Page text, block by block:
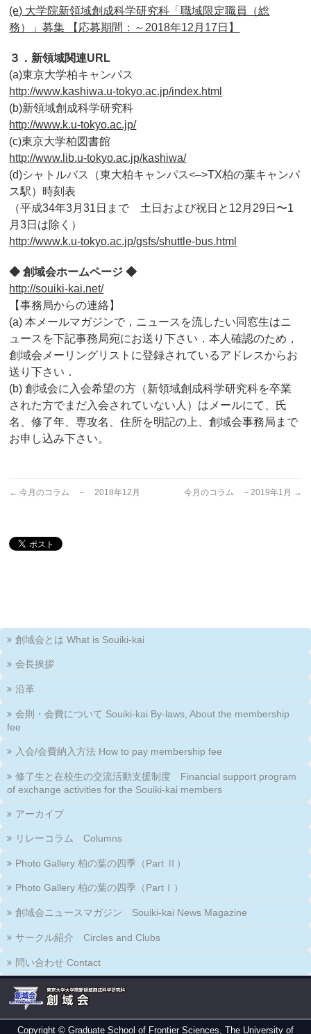
(e) 大学院新領域創成科学研究科「職域限定職員（総
務）」募集 【応募期間：～2018年12月17日】
３．新領域関連URL
(a)東京大学柏キャンパス
http://www.kashiwa.u-tokyo.ac.jp/index.html
(b)新領域創成科学研究科
http://www.k.u-tokyo.ac.jp/
(c)東京大学柏図書館
http://www.lib.u-tokyo.ac.jp/kashiwa/
(d)シャトルバス（東大柏キャンパス<–>TX柏の葉キャンパ
ス駅）時刻表
（平成34年3月31日まで 土日および祝日と12月29日〜1
月3日は除く）
http://www.k.u-tokyo.ac.jp/gsfs/shuttle-bus.html
◆ 創域会ホームページ ◆
http://souiki-kai.net/
【事務局からの連絡】
(a) 本メールマガジンで，ニュースを流したい同窓生はニ
ュースを下記事務局宛にお送り下さい．本人確認のため，
創域会メーリングリストに登録されているアドレスからお
送り下さい．
(b) 創域会に入会希望の方（新領域創成科学研究科を卒業
された方でまだ入会されていない人）はメールにて、氏
名、修了年、専攻名、住所を明記の上、創域会事務局まで
お申し込み下さい。
← 今月のコラム － 2018年12月 今月のコラム －2019年1月 →
創域会とは What is Souiki-kai
会長挨拶
沿革
会則・会費について Souiki-kai By-laws, About the membership
fee
入会/会費納入方法 How to pay membership fee
修了生と在校生の交流活動支援制度 Financial support program
of exchange activities for the Souiki-kai members
アーカイブ
リレーコラム Columns
Photo Gallery 柏の葉の四季（Part Ⅱ）
Photo Gallery 柏の葉の四季（PartⅠ）
創域会ニュースマガジン Souiki-kai News Magazine
サークル紹介 Circles and Clubs
問い合わせ Contact
Copyright © Graduate School of Frontier Sciences, The University of